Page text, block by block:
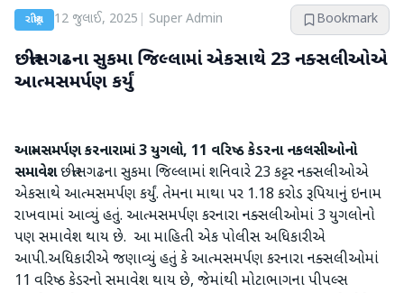
રાષ્ટ્રીય 12 જુલાઈ, 2025 Super Admin Bookmark
છત્તીસગઢના સુકમા જિલ્લામાં એકસાથે 23 નક્સલીઓએ
આત્મસમર્પણ કર્યું
આત્મસમર્પણ કરનારામાં 3 યુગલો, 11 વરિષ્ઠ કેડરના નકલસીઓનો
સમાવેશછત્તીસગઢના સુકમા જિલ્લામાં શનિવારે 23 કટ્ટર નક્સલીઓએ
એકસાથે આત્મસમર્પણ કર્યું. તેમના માથા પર 1.18 કરોડ રૂપિયાનું ઇનામ
રાખવામાં આવ્યું હતું. આત્મસમર્પણ કરનારા નક્સલીઓમાં 3 યુગલોનો
પણ સમાવેશ થાય છે. આ માહિતી એક પોલીસ અધિકારીએ
આપી.અધિકારીએ જણાવ્યું હતું કે આત્મસમર્પણ કરનારા નક્સલીઓમાં
11 વરિષ્ઠ કેડરનો સમાવેશ થાય છે, જેમાંથી મોટાભાગના પીપલ્સ